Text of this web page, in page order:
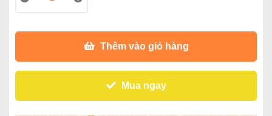
Thêm vào giỏ hàng
Mua ngay